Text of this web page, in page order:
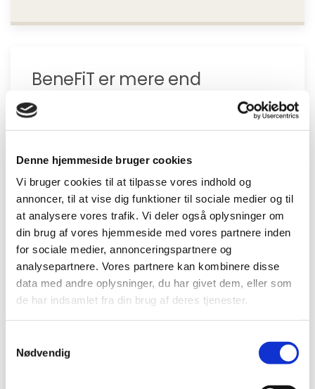
Denne hjemmeside bruger cookies
Vi bruger cookies til at tilpasse vores indhold og
annoncer, til at vise dig funktioner til sociale medier og til
at analysere vores trafik. Vi deler også oplysninger om
din brug af vores hjemmeside med vores partnere inden
for sociale medier, annonceringspartnere og
analysepartnere. Vores partnere kan kombinere disse
data med andre oplysninger, du har givet dem, eller som
de har indsamlet fra din brug af deres tjenester.
Nødvendig
BeneFiT er mere end
fysioterapi..
fysioterapiklinikker med mere end 200
medarbejdere med sundhedsfaglig baggrund
- fordelt på 23 lokationer.
Klinikkerne er lokalt forankrede og fører en
række forskellige tilbud og ydelser målrettet
din sundhed og livsstil. BeneFiT arbejder
primært med fysioterapi - men tilbyder også
andre sundhedsydelser lige fra akupunktur til
Du behøver ikke at have ondt for at få det